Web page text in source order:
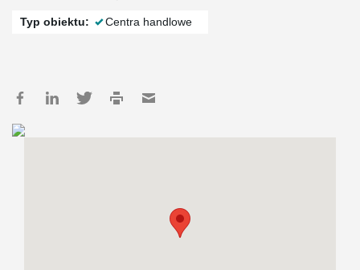
Typ obiektu: Centra handlowe